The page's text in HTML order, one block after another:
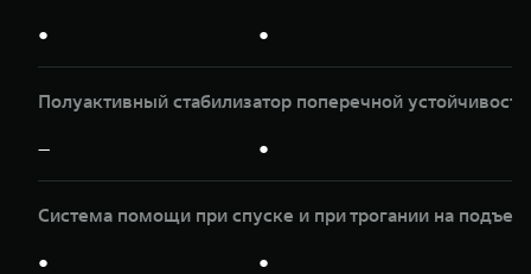
● ●
Полуактивный стабилизатор поперечной устойчивости
— ●
Система помощи при спуске и при трогании на
● ●